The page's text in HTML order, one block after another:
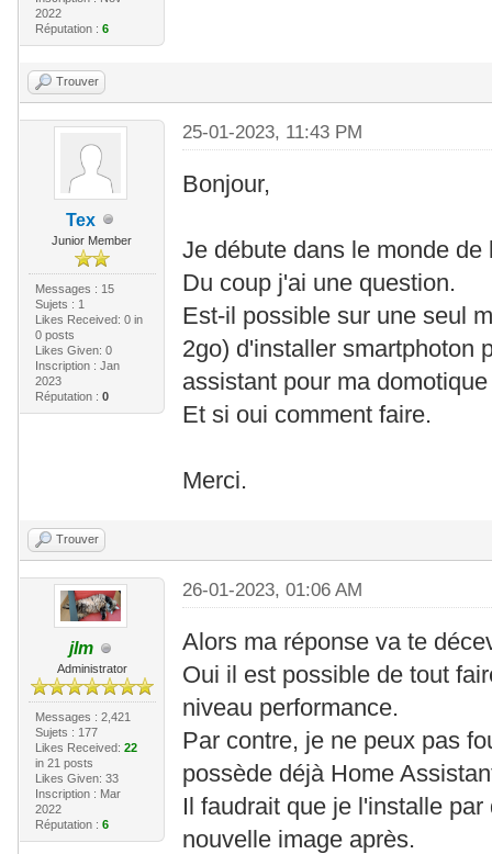
2022
Réputation : 6
Trouver
Tex
Junior Member
Messages : 15
Sujets : 1
Likes Received: 0in
0 posts
Likes Given: 0
Inscription : Jan
2023
Réputation : 0
25-01-2023, 11:43 PM
Bonjour,
Je débute dans le monde de
Du coup j'ai une question.
Est-il possible sur une seul
2go) d'installer smartphoton
assistant pour ma
Et si oui comment faire.
Merci.
Trouver
jlm
Administrator
Messages : 2,421
Sujets : 177
Likes Received: 22
in 21 posts
Likes Given: 33
Inscription : Mar
2022
Réputation : 6
26-01-2023, 01:06 AM
Alors ma réponse va te
Oui il est possible de tout
niveau performance.
Par contre, je ne peux pas
possède déjà Home
Il faudrait que je l'installe
nouvelle image après.